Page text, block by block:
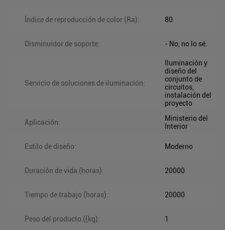
Índice de reproducción de color (Ra): 80
Disminuidor de soporte: - No, no lo sé.
Servicio de soluciones de iluminación:
Iluminación y
diseño del
conjunto de
circuitos,
instalación del
proyecto
Aplicación:
Ministerio del
Interior
Estilo de diseño: Moderno
Duración de vida (horas): 20000
Tiempo de trabajo (horas): 20000
Peso del producto ((kg): 1